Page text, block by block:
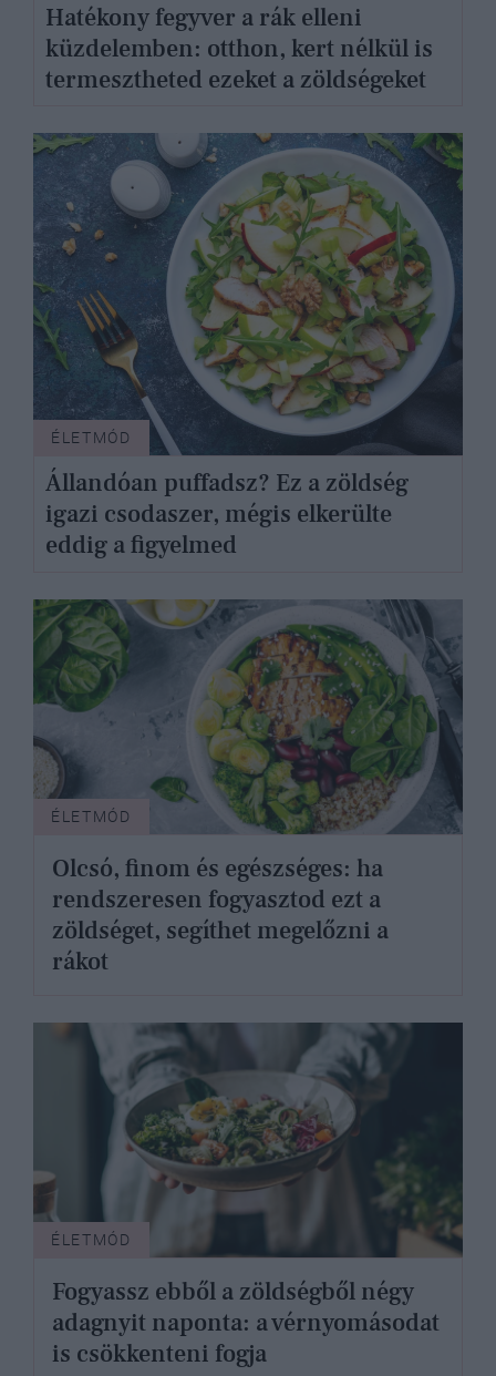
Hatékony fegyver a rák elleni
küzdelemben: otthon, kert nélkül is
termesztheted ezeket a zöldségeket
ÉLETMÓD
Állandóan puffadsz? Ez a zöldség
igazi csodaszer, mégis elkerülte
eddig a figyelmed
ÉLETMÓD
Olcsó, finom és egészséges: ha
rendszeresen fogyasztod ezt a
zöldséget, segíthet megelőzni a
rákot
ÉLETMÓD
Fogyassz ebből a zöldségből négy
adagnyit naponta: a vérnyomásodat
is csökkenteni fogja